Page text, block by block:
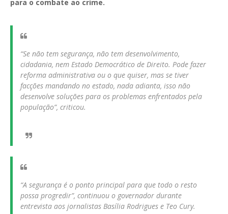
para o combate ao crime.
“Se não tem segurança, não tem desenvolvimento,
cidadania, nem Estado Democrático de Direito. Pode fazer
reforma administrativa ou o que quiser, mas se tiver
facções mandando no estado, nada adianta, isso não
desenvolve soluções para os problemas enfrentados pela
população”, criticou.
“A segurança é o ponto principal para que todo o resto
possa progredir”, continuou o governador durante
entrevista aos jornalistas Basília Rodrigues e Teo Cury.